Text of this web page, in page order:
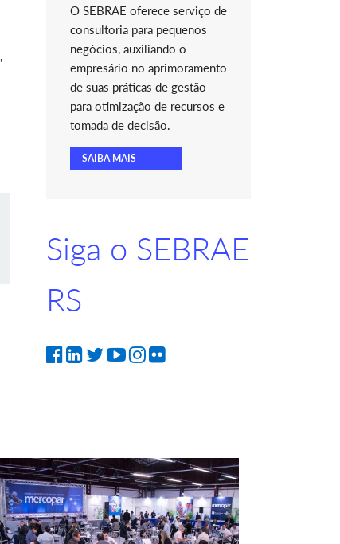
,
O SEBRAE oferece serviço de
consultoria para pequenos
negócios, auxiliando o
empresário no aprimoramento
de suas práticas de gestão
para otimização de recursos e
tomada de decisão.
SAIBA MAIS
Siga o SEBRAE
RS